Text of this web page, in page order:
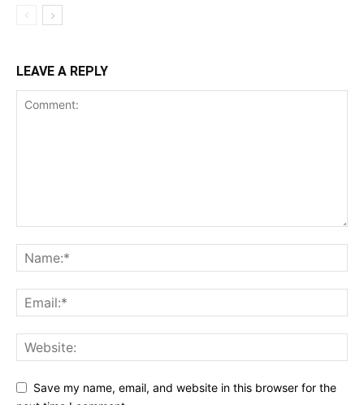
LEAVE A REPLY
Save my name, email, and website in this browser for the